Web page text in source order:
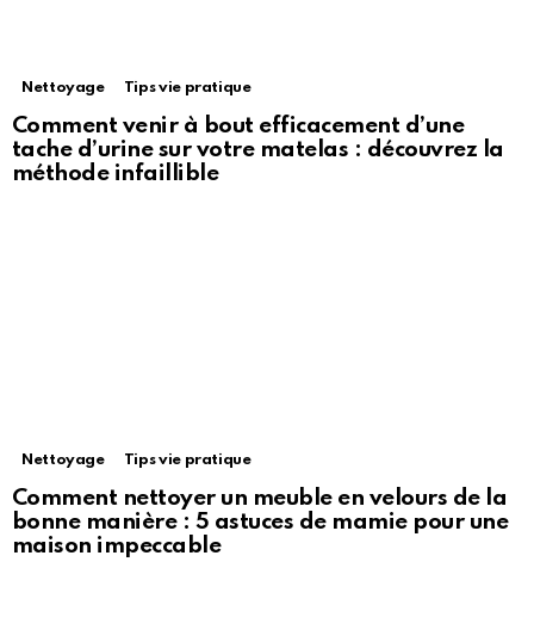
Nettoyage Tips vie pratique
Comment venir à bout efficacement d’une
tache d’urine sur votre matelas : découvrez la
méthode infaillible
Nettoyage Tips vie pratique
Comment nettoyer un meuble en velours de la
bonne manière : 5 astuces de mamie pour une
maison impeccable